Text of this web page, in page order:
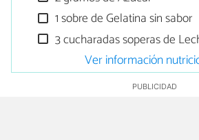
1 sobre de Gelatina sin sabor
3 cucharadas soperas de
Ver información